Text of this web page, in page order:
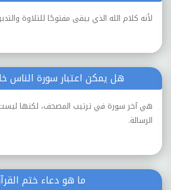
لأنه كلام الله الذي يبقى مفتوحًا للتلاوة
هل يمكن اعتبار سورة الناس
هي آخر سورة في ترتيب المصحف، لكنها
الرسالة.
ما هو دعاء ختم